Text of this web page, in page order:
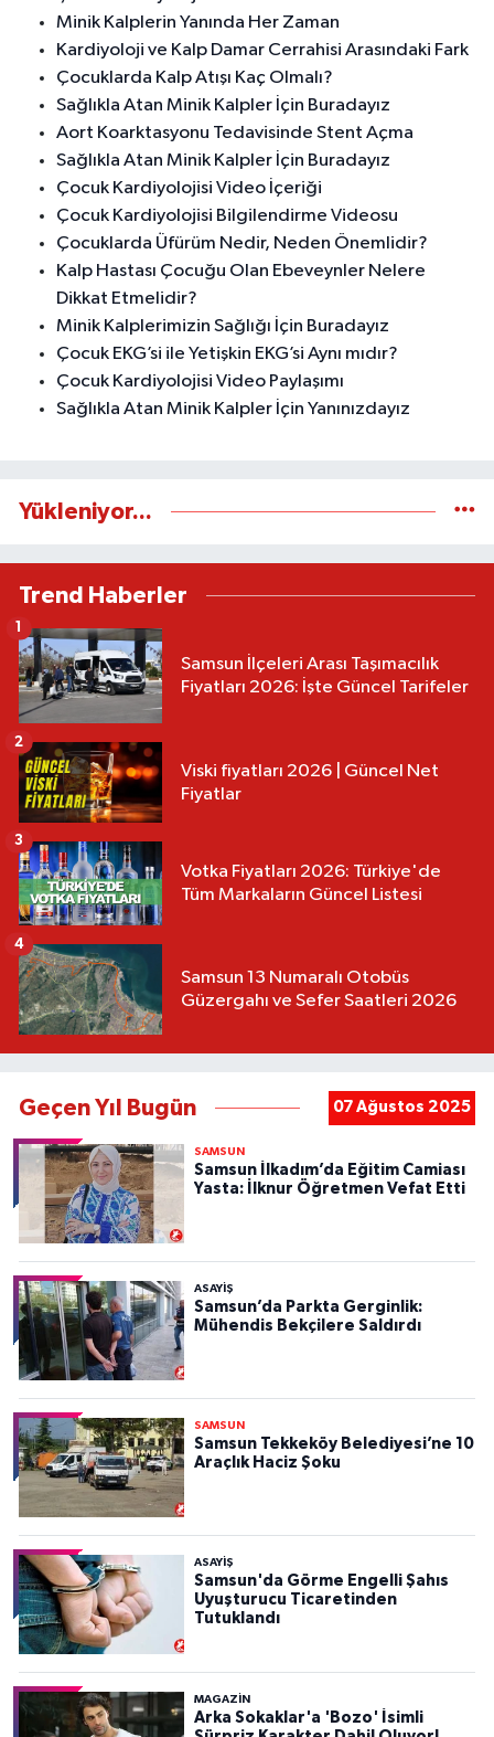
Minik Kalplerin Yanında Her Zaman
Kardiyoloji ve Kalp Damar Cerrahisi Arasındaki Fark
Çocuklarda Kalp Atışı Kaç Olmalı?
Sağlıkla Atan Minik Kalpler İçin Buradayız
Aort Koarktasyonu Tedavisinde Stent Açma
Sağlıkla Atan Minik Kalpler İçin Buradayız
Çocuk Kardiyolojisi Video İçeriği
Çocuk Kardiyolojisi Bilgilendirme Videosu
Çocuklarda Üfürüm Nedir, Neden Önemlidir?
Kalp Hastası Çocuğu Olan Ebeveynler Nelere
Dikkat Etmelidir?
Minik Kalplerimizin Sağlığı İçin Buradayız
Çocuk EKG’si ile Yetişkin EKG’si Aynı mıdır?
Çocuk Kardiyolojisi Video Paylaşımı
Sağlıkla Atan Minik Kalpler İçin Yanınızdayız
Yükleniyor...
Trend Haberler
Samsun İlçeleri Arası Taşımacılık
Fiyatları 2026: İşte Güncel Tarifeler
1
Viski fiyatları 2026 | Güncel Net
Fiyatlar
2
Votka Fiyatları 2026: Türkiye'de
Tüm Markaların Güncel Listesi
3
Samsun 13 Numaralı Otobüs
Güzergahı ve Sefer Saatleri 2026
4
Geçen Yıl Bugün 07 Ağustos 2025
SAMSUN
Samsun İlkadım’da Eğitim Camiası
Yasta: İlknur Öğretmen Vefat Etti
ASAYIŞ
Samsun’da Parkta Gerginlik:
Mühendis Bekçilere Saldırdı
SAMSUN
Samsun Tekkeköy Belediyesi’ne 10
Araçlık Haciz Şoku
ASAYIŞ
Samsun'da Görme Engelli Şahıs
Uyuşturucu Ticaretinden
Tutuklandı
MAGAZİN
Arka Sokaklar'a 'Bozo' İsimli